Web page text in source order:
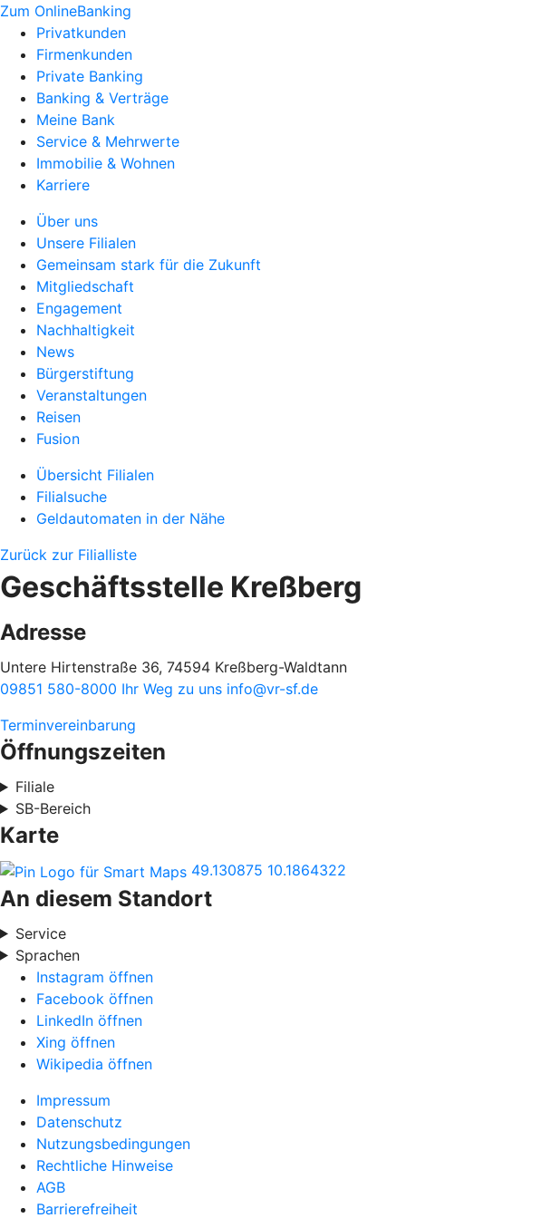
Zum OnlineBanking
Privatkunden
Firmenkunden
Private Banking
Banking & Verträge
Meine Bank
Service & Mehrwerte
Immobilie & Wohnen
Karriere
Über uns
Unsere Filialen
Gemeinsam stark für die Zukunft
Mitgliedschaft
Engagement
Nachhaltigkeit
News
Bürgerstiftung
Veranstaltungen
Reisen
Fusion
Übersicht Filialen
Filialsuche
Geldautomaten in der Nähe
Zurück zur Filialliste
Geschäftsstelle Kreßberg
Adresse
Untere Hirtenstraße 36, 74594 Kreßberg-Waldtann
09851 580-8000 Ihr Weg zu uns info@vr-sf.de
Terminvereinbarung
Öffnungszeiten
Filiale
SB-Bereich
Karte
49.130875 10.1864322
An diesem Standort
Service
Sprachen
Instagram öffnen
Facebook öffnen
LinkedIn öffnen
Xing öffnen
Wikipedia öffnen
Impressum
Datenschutz
Nutzungsbedingungen
Rechtliche Hinweise
AGB
Barrierefreiheit